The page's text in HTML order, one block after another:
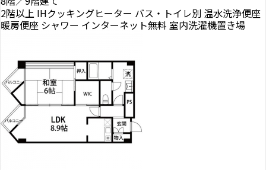
2階以上 IHクッキングヒーター バス・トイレ別 温水洗浄便座
暖房便座 シャワー インターネット無料 室内洗濯機置き場